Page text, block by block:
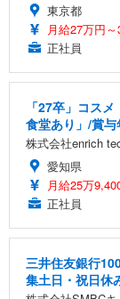
東京都
月給27万円
正社員
「27卒」コス
食堂あり」/賞
株式会社enrich
愛知県
月給25万
正社員
三井住友銀行
集土日・祝日休